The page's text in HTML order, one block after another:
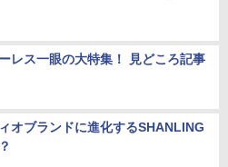
レス一眼の大特集！ 見どころ記事
オブランドに進化するSHANLING